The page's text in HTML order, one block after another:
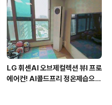
LG 휘센AI 오브제컬렉션 뷰I 프로
에어컨! AI콜드프리 정온제습으로